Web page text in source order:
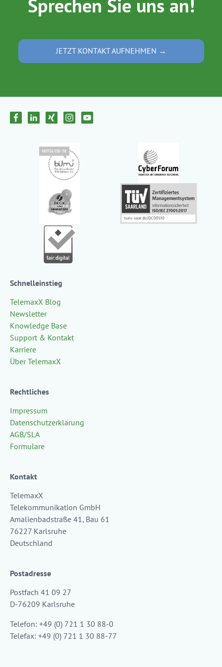
Sprechen Sie uns an!
JETZT KONTAKT AUFNEHMEN →
Schnelleinstieg
TelemaxX Blog
Newsletter
Knowledge Base
Support & Kontakt
Karriere
Über TelemaxX
Rechtliches
Impressum
Datenschutzerklärung
AGB/SLA
Formulare
Kontakt
TelemaxX
Telekommunikation GmbH
Amalienbadstraße 41, Bau 61
76227 Karlsruhe
Deutschland
Postadresse
Postfach 41 09 27
D-76209 Karlsruhe
Telefon: +49 (0) 721 1 30 88-0
Telefax: +49 (0) 721 1 30 88-77